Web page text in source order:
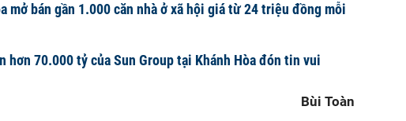
mở bán gần 1.000 căn nhà ở xã hội giá từ 24 triệu đồng mỗi
hơn 70.000 tỷ của Sun Group tại Khánh Hòa đón tin vui
Bùi Toàn